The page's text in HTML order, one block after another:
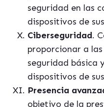
seguridad en las
dispositivos de
Ciberseguridad.
proporcionar a
seguridad básica
dispositivos de
Presencia
objetivo de la